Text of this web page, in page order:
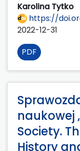
Karolina Tytko
https://
2022-12-31
PDF
naukowej
Society.
History